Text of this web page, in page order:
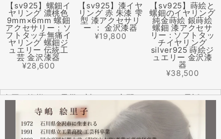
【sv925】螺鈿イ
ヤリング 濃桃色
9mm×6mm 螺鈿
アクセサリー：ソ
フトタッチ無痛イ
ヤリング 螺鈿ジ
ュエリー 伝統工
芸 金沢漆器
¥28,600
【sv925】漆イヤ
リング 赤 朱漆 雫
型 漆アクセサリ
ー ： 金沢漆器
¥19,800
【sv925】蒔絵と
螺鈿のイヤリング
純金蒔絵 銀蒔絵
螺鈿 漆アクセサ
リー : ソフトタッ
チイヤリング
silver925 蒔絵ジ
ュエリー 金沢漆
器
¥38,500
全国の皆様より震災に対するご心配のメールやお電話をた
くさんいただきました。ありがとうございます。
幸い紅里工房にはそれほどの被害もなく、ただいま通常の
営業をしております。配送につきましても金沢から発送す